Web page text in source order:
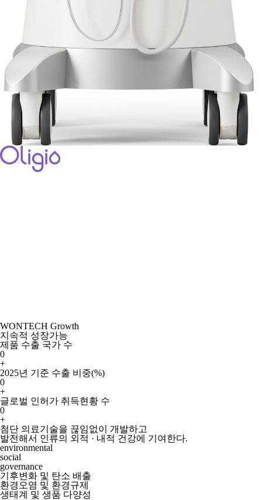
WONTECH Growth
지속적 성장가능
제품 수출 국가 수
0
+
2025년 기준 수출 비중(%)
0
+
글로벌 인허가 취득현황 수
0
+
첨단 의료기술을 끊임없이 개발하고
발전해서 인류의 외적 · 내적 건강에 기여한다.
environmental
social
governance
기후변화 및 탄소 배출
환경오염 및 환경규제
생태계 및 생품 다양성